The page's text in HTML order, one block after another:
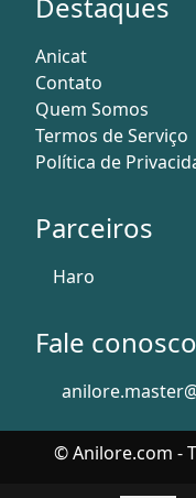
Destaques
Anicat
Contato
Quem Somos
Termos de Serviço
Política de
Parceiros
Haro
Fale conosco
© Anilore.com -